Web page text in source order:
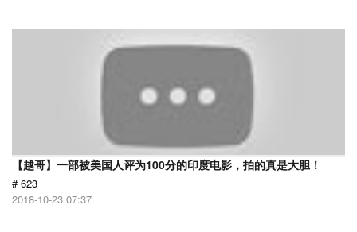
【越哥】一部被美国人评为100分的印度电影，拍的真是大胆！
# 623
2018-10-23 07:37